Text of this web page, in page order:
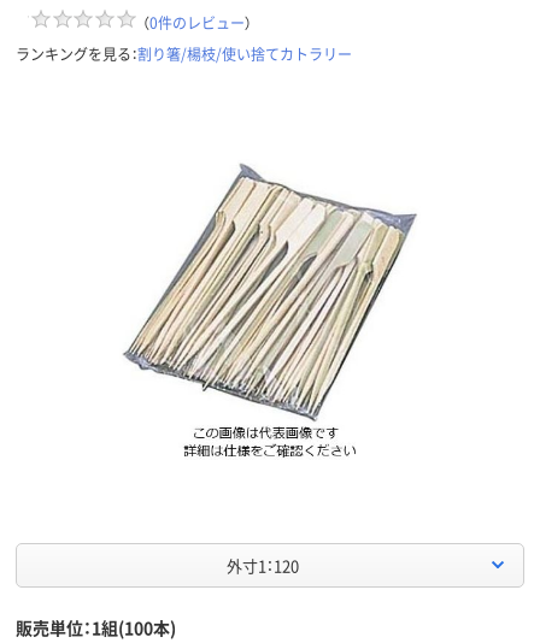
（0件のレビュー）
ランキングを見る：割り箸/楊枝/使い捨てカトラリー
外寸1：120
販売単位：1組(100本)